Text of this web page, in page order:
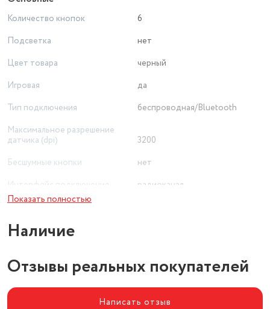
Количество кнопок
6
Подсветка
нет
Цвет товара
черный
Игровая
да
Тип подключения
беспроводная/Bluetooth
Максимальное разрешение
датчика (dpi)
3200
Бесшумные кнопки
нет
радиоканал
Показать полностью
Наличие
Отзывы реальных покупателей
Написать отзыв